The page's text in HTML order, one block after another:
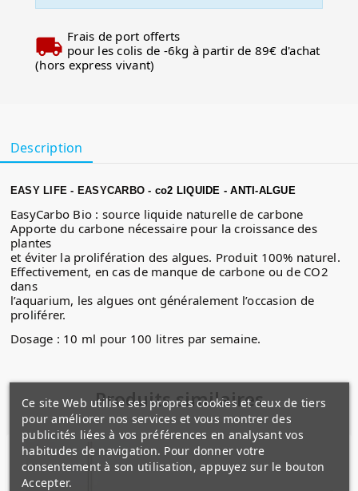
Frais de port offerts
pour les colis de -6kg à partir de 89€ d'achat
(hors express vivant)
Description
EASY LIFE - EASYCARBO - co2 LIQUIDE - ANTI-ALGUE
EasyCarbo Bio : source liquide naturelle de carbone
Apporte du carbone nécessaire pour la croissance des
plantes
et éviter la prolifération des algues. Produit 100% naturel.
Effectivement, en cas de manque de carbone ou de CO2
dans
l’aquarium, les algues ont généralement l’occasion de
proliférer.
Dosage : 10 ml pour 100 litres par semaine.
Produits similaires
Ce site Web utilise ses propres cookies et ceux de tiers
pour améliorer nos services et vous montrer des
publicités liées à vos préférences en analysant vos
habitudes de navigation. Pour donner votre
consentement à son utilisation, appuyez sur le bouton
Accepter.